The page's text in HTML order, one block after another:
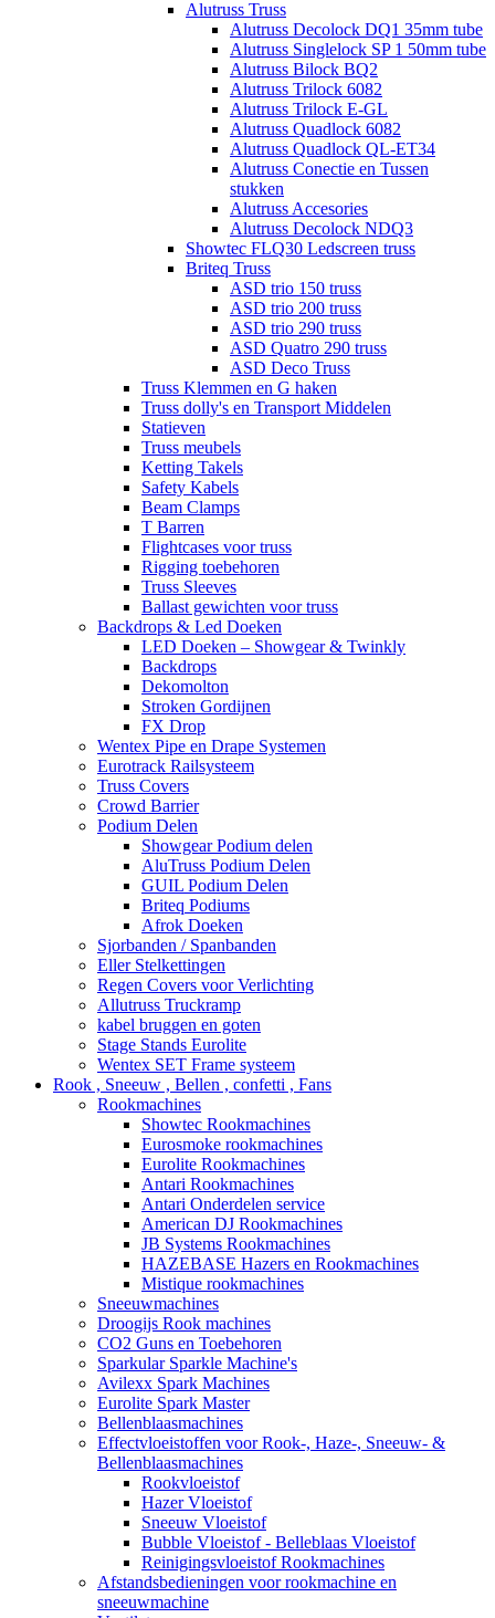
Alutruss Truss
Alutruss Decolock DQ1 35mm tube
Alutruss Singlelock SP 1 50mm tube
Alutruss Bilock BQ2
Alutruss Trilock 6082
Alutruss Trilock E-GL
Alutruss Quadlock 6082
Alutruss Quadlock QL-ET34
Alutruss Conectie en Tussen
stukken
Alutruss Accesories
Alutruss Decolock NDQ3
Showtec FLQ30 Ledscreen truss
Briteq Truss
ASD trio 150 truss
ASD trio 200 truss
ASD trio 290 truss
ASD Quatro 290 truss
ASD Deco Truss
Truss Klemmen en G haken
Truss dolly's en Transport Middelen
Statieven
Truss meubels
Ketting Takels
Safety Kabels
Beam Clamps
T Barren
Flightcases voor truss
Rigging toebehoren
Truss Sleeves
Ballast gewichten voor truss
Backdrops & Led Doeken
LED Doeken – Showgear & Twinkly
Backdrops
Dekomolton
Stroken Gordijnen
FX Drop
Wentex Pipe en Drape Systemen
Eurotrack Railsysteem
Truss Covers
Crowd Barrier
Podium Delen
Showgear Podium delen
AluTruss Podium Delen
GUIL Podium Delen
Briteq Podiums
Afrok Doeken
Sjorbanden / Spanbanden
Eller Stelkettingen
Regen Covers voor Verlichting
Allutruss Truckramp
kabel bruggen en goten
Stage Stands Eurolite
Wentex SET Frame systeem
Rook , Sneeuw , Bellen , confetti , Fans
Rookmachines
Showtec Rookmachines
Eurosmoke rookmachines
Eurolite Rookmachines
Antari Rookmachines
Antari Onderdelen service
American DJ Rookmachines
JB Systems Rookmachines
HAZEBASE Hazers en Rookmachines
Mistique rookmachines
Sneeuwmachines
Droogijs Rook machines
CO2 Guns en Toebehoren
Sparkular Sparkle Machine's
Avilexx Spark Machines
Eurolite Spark Master
Bellenblaasmachines
Effectvloeistoffen voor Rook-, Haze-, Sneeuw- &
Bellenblaasmachines
Rookvloeistof
Hazer Vloeistof
Sneeuw Vloeistof
Bubble Vloeistof - Belleblaas Vloeistof
Reinigingsvloeistof Rookmachines
Afstandsbedieningen voor rookmachine en
sneeuwmachine